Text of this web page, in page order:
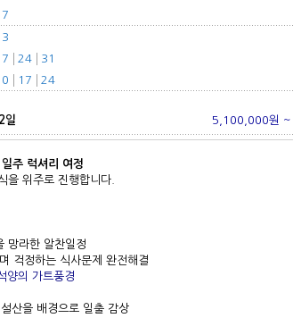
24
31
17 24
일 5,100,000원
주 럭셔리 여정
을 위주로 진행합니다.
망라한 알찬일정
걱정하는 식사문제 완전해결
양의 가트풍경
산을 배경으로 일출 감상